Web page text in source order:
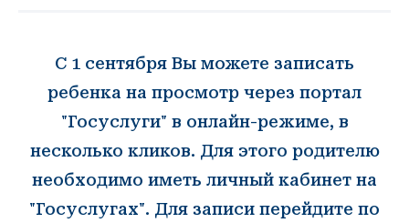
С 1 сентября Вы можете записать
ребенка на просмотр через портал
"Госуслуги" в онлайн-режиме, в
несколько кликов. Для этого родителю
необходимо иметь личный кабинет на
"Госуслугах". Для записи перейдите по